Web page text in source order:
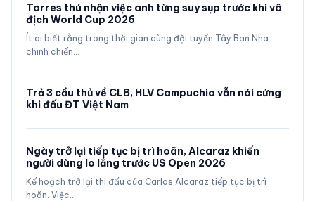
Torres thú nhận việc anh từng suy sụp trước khi vô
địch World Cup 2026
Ít ai biết rằng trong thời gian cùng đội tuyển Tây Ban Nha
chinh chiến…
Trả 3 cầu thủ về CLB, HLV Campuchia vẫn nói cứng
khi đấu ĐT Việt Nam
Ngày trở lại tiếp tục bị trì hoãn, Alcaraz khiến
người dùng lo lắng trước US Open 2026
Kế hoạch trở lại thi đấu của Carlos Alcaraz tiếp tục bị trì
hoãn. Việc…